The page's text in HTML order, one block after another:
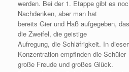
werden. Bei der 1. Etappe gibt es
Nachdenken, aber man hat
bereits Gier und Haß aufgegeben,
die Zweifel, die geistige
Aufregung, die Schläfrigkeit. In
Konzentration empfinden die Schüler
große Freude und großes Glück.